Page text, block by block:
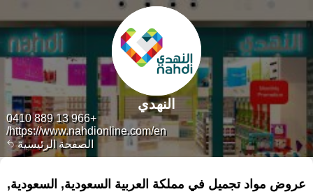
الصفحة الرئيسية
+966 13 889 0410
https://www.nahdionline.com/en/
النهدي
عروض مواد تجميل في مملكة العربية السعودية, السعودية,